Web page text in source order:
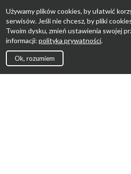
Używamy plików cookies, by ułatwić
serwisów. Jeśli nie chcesz, by pliki
Twoim dysku, zmień ustawienia swojej
informacji: polityka prywatności.
Ok, rozumiem